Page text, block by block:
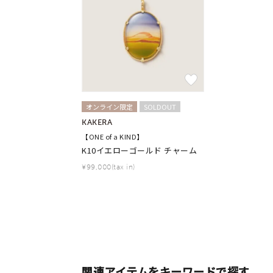
コレクション
レディース
リングサイズ
メンズ
リングサイズ
価格
オンライン限定 SOLDOUT
KAKERA
【ONE of a KIND】
K10イエローゴールド チャーム
¥99,000(tax in)